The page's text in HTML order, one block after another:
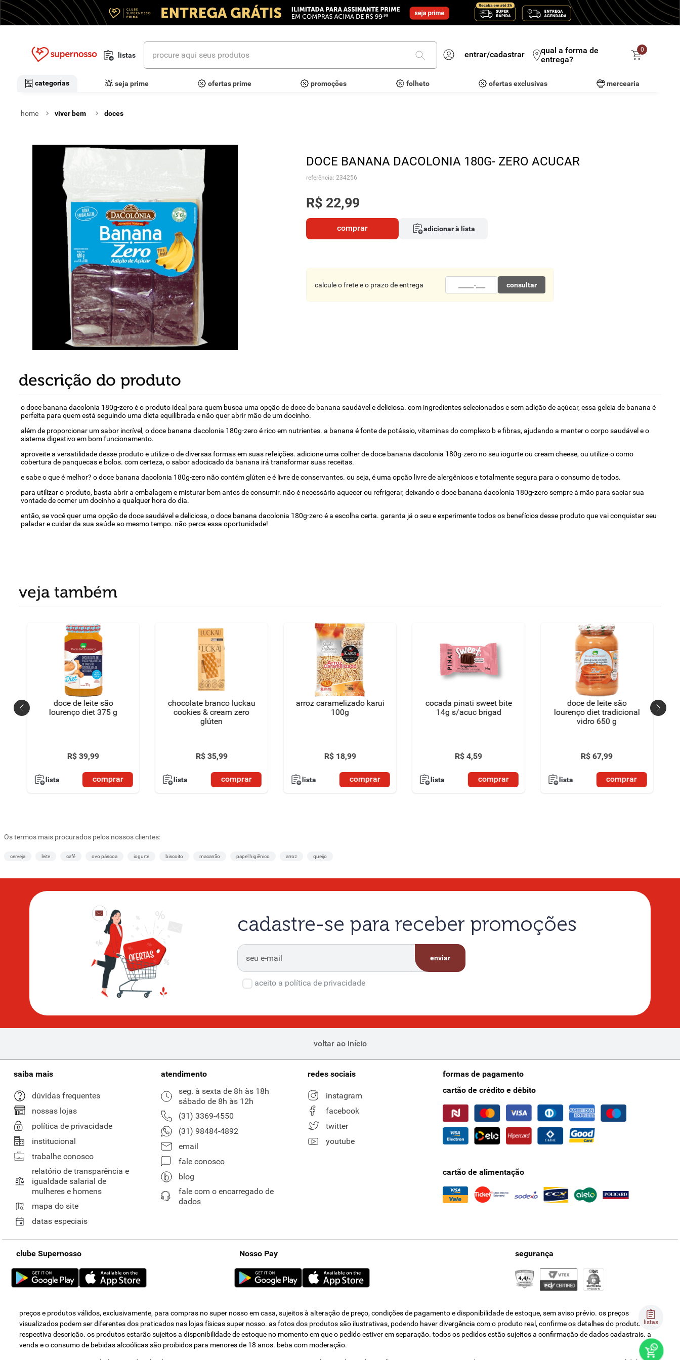
listas
procure aqui seus produtos
entrar/cadastrar
qual a forma de
entrega?
0
listas
categorias seja prime ofertas prime promoções folheto ofertas exclusivas mercearia
viver bem doces
DOCE BANANA DACOLONIA 180G- ZERO ACUCAR
referência:234256
R$ 22,99
comprar adicionar à lista
calcule o frete e o prazo de entrega consultar
descrição do produto
o doce banana dacolonia 180g-zero é o produto ideal para quem busca uma opção de doce de banana saudável e deliciosa. com ingredientes selecionados e sem adição de açúcar, essa geleia de banana é
perfeita para quem está seguindo uma dieta equilibrada e não quer abrir mão de um docinho.
além de proporcionar um sabor incrível, o doce banana dacolonia 180g-zero é rico em nutrientes. a banana é fonte de potássio, vitaminas do complexo b e fibras, ajudando a manter o corpo saudável e o
sistema digestivo em bom funcionamento.
aproveite a versatilidade desse produto e utilize-o de diversas formas em suas refeições. adicione uma colher de doce banana dacolonia 180g-zero no seu iogurte ou cream cheese, ou utilize-o como
cobertura de panquecas e bolos. com certeza, o sabor adocicado da banana irá transformar suas receitas.
e sabe o que é melhor? o doce banana dacolonia 180g-zero não contém glúten e é livre de conservantes. ou seja, é uma opção livre de alergênicos e totalmente segura para o consumo de todos.
para utilizar o produto, basta abrir a embalagem e misturar bem antes de consumir. não é necessário aquecer ou refrigerar, deixando o doce banana dacolonia 180g-zero sempre à mão para saciar sua
vontade de comer um docinho a qualquer hora do dia.
então, se você quer uma opção de doce saudável e deliciosa, o doce banana dacolonia 180g-zero é a escolha certa. garanta já o seu e experimente todos os benefícios desse produto que vai conquistar seu
paladar e cuidar da sua saúde ao mesmo tempo. não perca essa oportunidade!
veja também
doce de leite são
lourenço diet 375 g
R$ 39,99
lista comprar
chocolate branco luckau
cookies & cream zero
glúten
R$ 35,99
lista comprar
arroz caramelizado karui
100g
R$ 18,99
lista comprar
cocada pinati sweet bite
14g s/acuc brigad
R$ 4,59
lista comprar
doce de leite são
lourenço diet tradicional
vidro 650 g
R$ 67,99
lista comprar
Os termos mais procurados pelos nossos clientes:
cerveja leite café ovo páscoa iogurte biscoito macarrão papel higiênico arroz queijo
cadastre-se para receber promoções
enviar
aceito a política de privacidade
voltar ao início
saiba mais
dúvidas frequentes
nossas lojas
política de privacidade
institucional
trabalhe conosco
relatório de transparência e
igualdade salarial de
mulheres e homens
mapa do site
datas especiais
atendimento
seg. à sexta de 8h às 18h
sábado de 8h às 12h
(31) 3369-4550
(31) 98484-4892
email
fale conosco
blog
fale com o encarregado de
dados
redes sociais
instagram
facebook
twitter
youtube
formas de pagamento
cartão de crédito e débito
cartão de alimentação
clube Supernosso Nosso Pay segurança
preços e produtos válidos, exclusivamente, para compras no super nosso em casa, sujeitos à alteração de preço, condições de pagamento e disponibilidade de estoque, sem aviso prévio. os preços
visualizados podem ser diferentes dos praticados nas lojas físicas super nosso. as fotos dos produtos são ilustrativas, podendo haver divergência com o produto real, confirme os detalhes do produto na
respectiva descrição. os produtos estarão sujeitos a disponibilidade de estoque no momento em que o pedido estiver em separação. todos os pedidos estão sujeitos a confirmação de dados cadastrais. a
venda e o consumo de bebidas alcoólicas são proibidos para menores de 18 anos. beba com moderação.
termos mais buscados
6º vinhos
7º biscoito
8º detergente
9º macarrão
10º chocolate